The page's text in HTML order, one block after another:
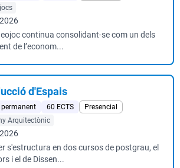
continua consolidant-se com un dels
de l’econom...
d'Espais
60 ECTS
Presencial
Arquitectònic
s'estructura en dos cursos de postgrau, el
i el de Dissen...